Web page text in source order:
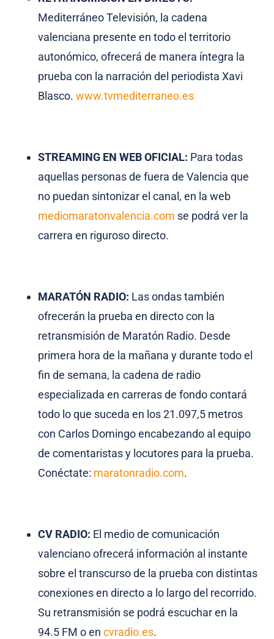
Mediterráneo Televisión, la cadena
valenciana presente en todo el territorio
autonómico, ofrecerá de manera íntegra la
prueba con la narración del periodista Xavi
Blasco.www.tvmediterraneo.es
STREAMING EN WEB OFICIAL: Para todas
aquellas personas de fuera de Valencia que
no puedan sintonizar el canal, en la web
mediomaratonvalencia.com se podrá ver la
carrera en riguroso directo.
MARATÓN RADIO: Las ondas también
ofrecerán la prueba en directo con la
retransmisión de Maratón Radio. Desde
primera hora de la mañana y durante todo el
fin de semana, la cadena de radio
especializada en carreras de fondo contará
todo lo que suceda en los 21.097,5 metros
con Carlos Domingo encabezando al equipo
de comentaristas y locutores para la prueba.
Conéctate: maratonradio.com.
CV RADIO: El medio de comunicación
valenciano ofrecerá información al instante
sobre el transcurso de la prueba con distintas
conexiones en directo a lo largo del recorrido.
Su retransmisión se podrá escuchar en la
94.5 FM o encvradio.es.